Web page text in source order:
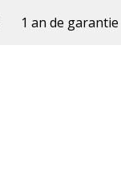
1 an de garantie